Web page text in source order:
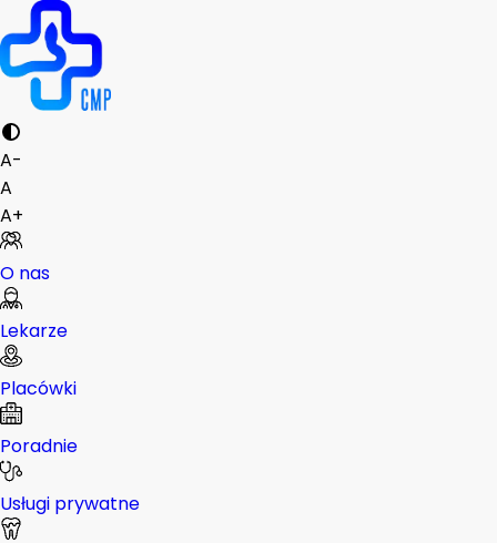
A-
A
A+
O nas
Lekarze
Placówki
Poradnie
Usługi prywatne